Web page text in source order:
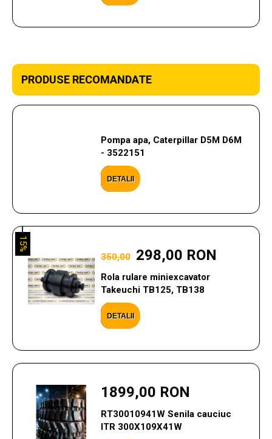
PRODUSE RECOMANDATE
Pompa apa, Caterpillar D5M D6M
- 3522151
DETALII
350,00 298,00 RON
Rola rulare miniexcavator
Takeuchi TB125, TB138
DETALII
15%
1899,00 RON
RT30010941W Senila cauciuc
ITR 300X109X41W